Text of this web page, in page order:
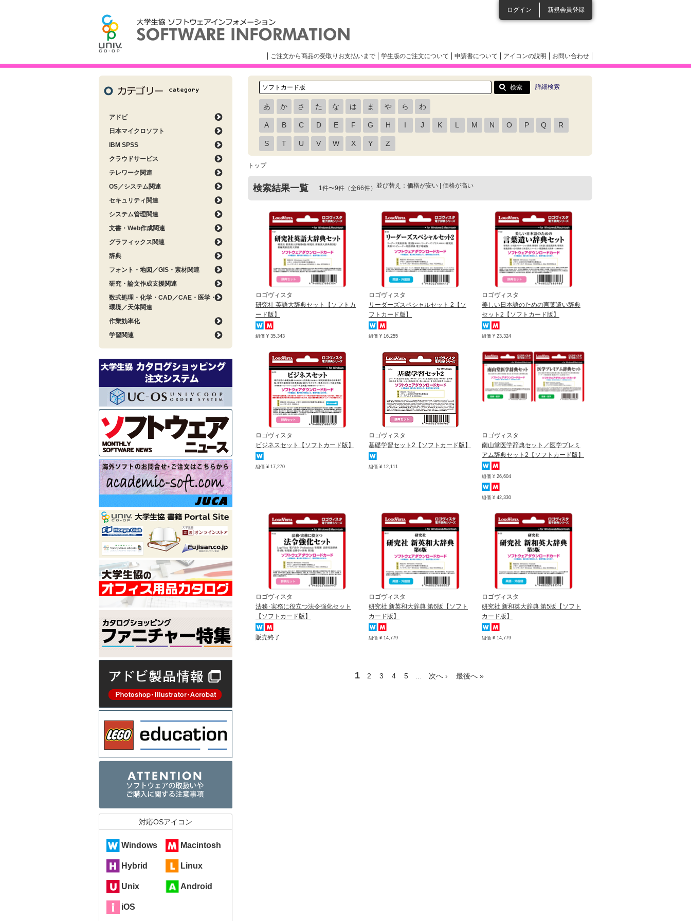
ログイン 新規会員登録
ご注文から商品の受取りお支払いまで 学生版のご注文について 申請書について アイコンの説明 お問い合わせ
詳細検索
あ か さ た な は ま や ら わ
A B C D E F G H I J K L M N O P Q R
S T U V W X Y Z
トップ
検索結果一覧 1件〜9件（全66件） 並び替え： 価格が安い | 価格が高い
ロゴヴィスタ
研究社 英語大辞典セット【ソフトカ
ード版】
組価 ¥ 35,343
ロゴヴィスタ
リーダーズスペシャルセット 2【ソ
フトカード版】
組価 ¥ 16,255
ロゴヴィスタ
美しい日本語のための言葉遣い辞典
セット2【ソフトカード版】
組価 ¥ 23,324
ロゴヴィスタ
ビジネスセット【ソフトカード版】
組価 ¥ 17,270
ロゴヴィスタ
基礎学習セット2【ソフトカード版】
組価 ¥ 12,111
ロゴヴィスタ
南山堂医学辞典セット／医学プレミ
アム辞典セット2【ソフトカード版】
組価 ¥ 26,604
組価 ¥ 42,330
ロゴヴィスタ
法務･実務に役立つ法令強化セット
【ソフトカード版】
販売終了
ロゴヴィスタ
研究社 新英和大辞典 第6版【ソフト
カード版】
組価 ¥ 14,779
ロゴヴィスタ
研究社 新和英大辞典 第5版【ソフト
カード版】
組価 ¥ 14,779
1 2 3 4 5 次へ › 最後へ »
アドビ
日本マイクロソフト
IBM SPSS
クラウドサービス
テレワーク関連
OS／システム関連
セキュリティ関連
システム管理関連
文書・Web作成関連
グラフィックス関連
辞典
フォント・地図／GIS・素材関連
研究・論文作成支援関連
数式処理・化学・CAD／CAE・医学・
環境／天体関連
作業効率化
学習関連
対応OSアイコン
Windows Macintosh
Hybrid Linux
Unix Android
iOS